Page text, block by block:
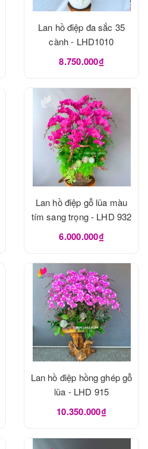
Lan hồ điệp đa sắc 35
cành - LHD1010
8.750.000₫
Lan hồ điệp gỗ lũa màu
tím sang trọng - LHD 932
6.000.000₫
Lan hồ điệp hồng ghép gỗ
lũa - LHD 915
10.350.000₫